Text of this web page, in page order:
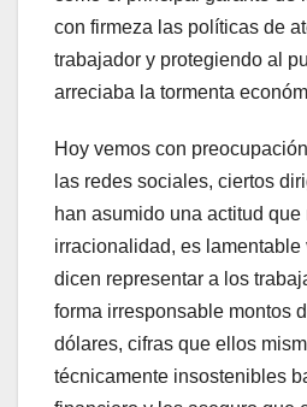
con firmeza las políticas de
trabajador y protegiendo al
arreciaba la tormenta
Hoy vemos con
las redes sociales, ciertos
han asumido una actitud que
irracionalidad, es lamentable
dicen representar a los
forma irresponsable montos
dólares, cifras que ellos
técnicamente insostenibles